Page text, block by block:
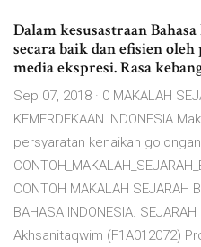
Dalam kesusastraan
secara baik dan efisien oleh
media ekspresi. Rasa
Sep 07, 2018 · 0 MAKALAH
KEMERDEKAAN INDONESIA
persyaratan kenaikan
CONTOH MAKALAH SEJARAH
BAHASA INDONESIA.
Akhsanitaqwim (F1A012072)